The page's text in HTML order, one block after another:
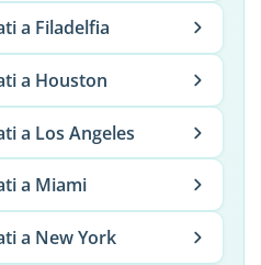
a Filadelfia
a Houston
a Los Angeles
a Miami
a New York